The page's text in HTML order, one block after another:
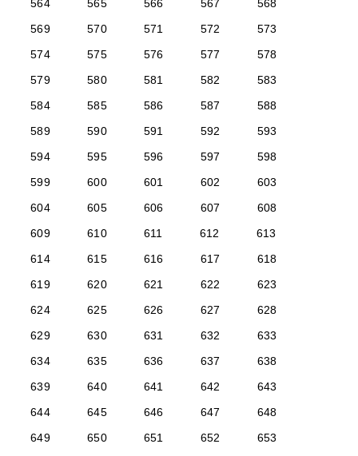
564
565 566 567
568
569
570 571 572
573
574
575 576 577
578
579
580 581 582
583
584
585 586 587
588
589
590 591 592
593
594
595 596 597
598
599
600 601 602
603
604
605 606 607
608
609
610 611 612
613
614
615 616 617
618
619
620 621 622
623
624
625 626 627
628
629
630 631 632
633
634
635 636 637
638
639
640 641 642
643
644
645 646 647
648
649
650 651 652
653